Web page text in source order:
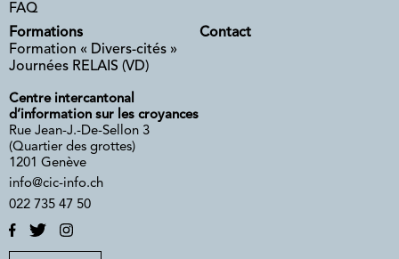
FAQ
Formations
Formation « Divers-cités »
Journées RELAIS (VD)
Contact
Centre intercantonal
d’information sur les croyances
Rue Jean-J.-De-Sellon 3
(Quartier des grottes)
1201 Genève
info@cic-info.ch
022 735 47 50